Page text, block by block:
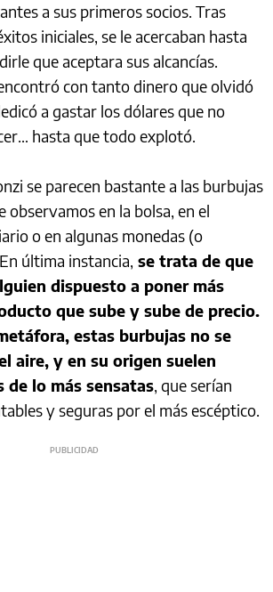
a sus primeros socios. Tras
iniciales, se le acercaban hasta
que aceptara sus alcancías.
con tanto dinero que olvidó
a gastar los dólares que no
hasta que todo explotó.
se parecen bastante a las burbujas
observamos en la bolsa, en el
o en algunas monedas (o
última instancia, se trata de que
dispuesto a poner más
que sube y sube de precio.
estas burbujas no se
aire, y en su origen suelen
lo más sensatas, que serían
y seguras por el más escéptico.